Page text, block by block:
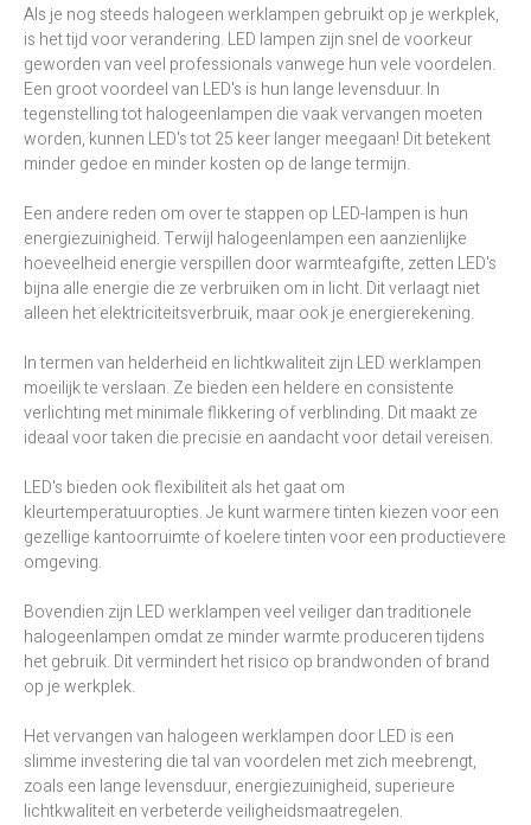
Als je nog steeds halogeen werklampen gebruikt op je werkplek,
is het tijd voor verandering. LED lampen zijn snel de voorkeur
geworden van veel professionals vanwege hun vele voordelen.
Een groot voordeel van LED's is hun lange levensduur. In
tegenstelling tot halogeenlampen die vaak vervangen moeten
worden, kunnen LED's tot 25 keer langer meegaan! Dit betekent
minder gedoe en minder kosten op de lange termijn.
Een andere reden om over te stappen op LED-lampen is hun
energiezuinigheid. Terwijl halogeenlampen een aanzienlijke
hoeveelheid energie verspillen door warmteafgifte, zetten LED's
bijna alle energie die ze verbruiken om in licht. Dit verlaagt niet
alleen het elektriciteitsverbruik, maar ook je energierekening.
In termen van helderheid en lichtkwaliteit zijn LED werklampen
moeilijk te verslaan. Ze bieden een heldere en consistente
verlichting met minimale flikkering of verblinding. Dit maakt ze
ideaal voor taken die precisie en aandacht voor detail vereisen.
LED's bieden ook flexibiliteit als het gaat om
kleurtemperatuuropties. Je kunt warmere tinten kiezen voor een
gezellige kantoorruimte of koelere tinten voor een productievere
omgeving.
Bovendien zijn LED werklampen veel veiliger dan traditionele
halogeenlampen omdat ze minder warmte produceren tijdens
het gebruik. Dit vermindert het risico op brandwonden of brand
op je werkplek.
Het vervangen van halogeen werklampen door LED is een
slimme investering die tal van voordelen met zich meebrengt,
zoals een lange levensduur, energiezuinigheid, superieure
lichtkwaliteit en verbeterde veiligheidsmaatregelen.